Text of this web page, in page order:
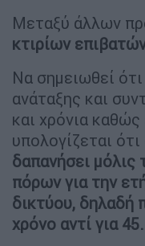
Μεταξύ άλλων
κτιρίων
Να σημειωθεί
ανάταξης και
και χρόνια
υπολογίζεται
δαπανήσει
πόρων για την
δικτύου, δηλαδή
χρόνο αντί για 45.